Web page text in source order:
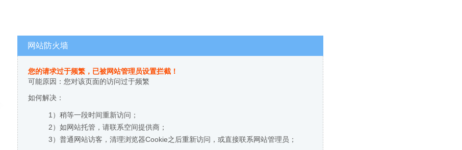
网站防火墙
您的请求过于频繁，已被网站管理员设置拦截！
可能原因：您对该页面的访问过于频繁
如何解决：
1）稍等一段时间重新访问；
2）如网站托管，请联系空间提供商；
3）普通网站访客，清理浏览器Cookie之后重新访问，或直接联系网站管理员；